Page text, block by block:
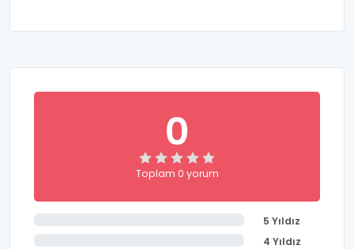
0
Toplam 0 yorum
5 Yıldız
4 Yıldız